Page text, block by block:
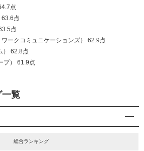
点
63.6点
点
ークコミュニケーションズ） 62.9点
） 62.8点
ブ） 61.9点
一覧
総合ランキング